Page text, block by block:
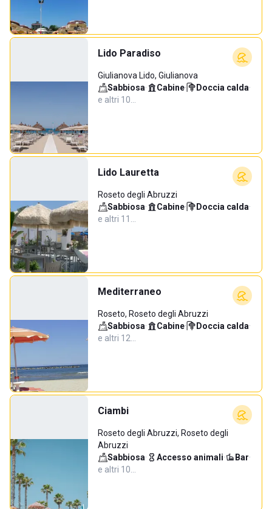
Lido Paradiso
Giulianova Lido, Giulianova
Sabbiosa· Cabine· Doccia calda·
e altri 10…
Lido Lauretta
Roseto degli Abruzzi
Sabbiosa· Cabine· Doccia calda·
e altri 11…
Mediterraneo
Roseto, Roseto degli Abruzzi
Sabbiosa· Cabine· Doccia calda·
e altri 12…
Ciambi
Roseto degli Abruzzi, Roseto degli
Abruzzi
Sabbiosa· Accesso animali· Bar·
e altri 10…